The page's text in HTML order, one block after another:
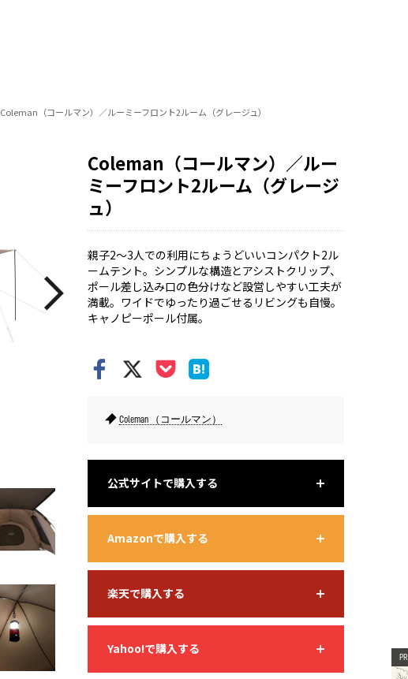
Coleman（コールマン）／ルーミーフロント2ルーム（グレージュ）
でも動きやすい。
Coleman（コールマン）／ルー
ミーフロント2ルーム（グレージ
ュ）
親子2〜3人での利用にちょうどいいコンパクト2ル
ームテント。シンプルな構造とアシストクリップ、
ポール差し込み口の色分けなど設営しやすい工夫が
満載。ワイドでゆったり過ごせるリビングも自慢。
キャノピーポール付属。
Coleman （コールマン）
公式サイトで購入する
Amazonで購入する
楽天で購入する
Yahoo!で購入する
PR